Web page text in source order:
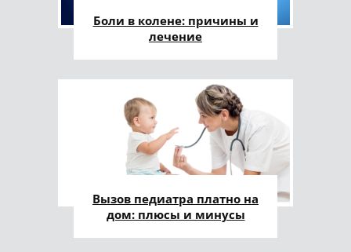
Боли в колене: причины и
лечение
Вызов педиатра платно на
дом: плюсы и минусы